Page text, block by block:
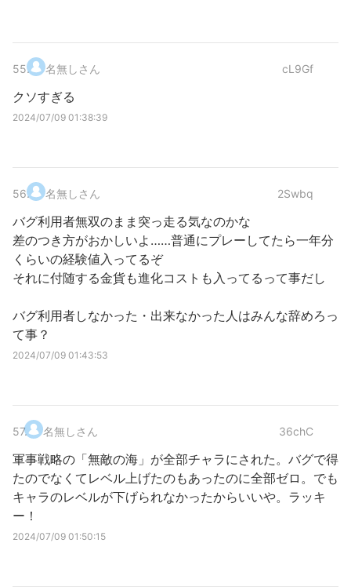
55. 名無しさん cL9Gf
クソすぎる
2024/07/09 01:38:39
56. 名無しさん 2Swbq
バグ利用者無双のまま突っ走る気なのかな
差のつき方がおかしいよ……普通にプレーしてたら一年分
くらいの経験値入ってるぞ
それに付随する金貨も進化コストも入ってるって事だし
バグ利用者しなかった・出来なかった人はみんな辞めろっ
て事？
2024/07/09 01:43:53
57. 名無しさん 36chC
軍事戦略の「無敵の海」が全部チャラにされた。バグで得
たのでなくてレベル上げたのもあったのに全部ゼロ。でも
キャラのレベルが下げられなかったからいいや。ラッキ
ー！
2024/07/09 01:50:15